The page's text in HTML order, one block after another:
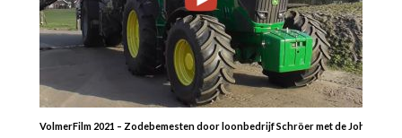
VolmerFilm 2021 – Zodebemesten door loonbedrijf Schröer met de John